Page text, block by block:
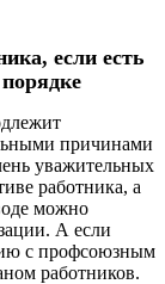
если есть
причинами
уважительных
работника, а
можно
А если
с профсоюзным
работников.